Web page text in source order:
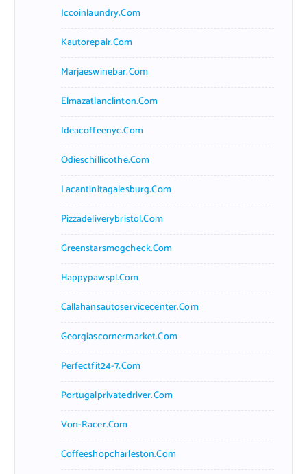
Jccoinlaundry.com
Kautorepair.com
Marjaeswinebar.com
Elmazatlanclinton.com
Ideacoffeenyc.com
Odieschillicothe.com
Lacantinitagalesburg.com
Pizzadeliverybristol.com
Greenstarsmogcheck.com
Happypawspl.com
Callahansautoservicecenter.com
Georgiascornermarket.com
Perfectfit24-7.com
Portugalprivatedriver.com
Von-Racer.com
Coffeeshopcharleston.com